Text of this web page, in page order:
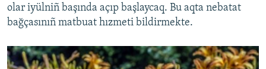
RFE/RS bütün saytları
olar iyülniñ başında açıp başlaycaq. Bu aqta nebatat
bağçasınıñ matbuat hızmeti bildirmekte.